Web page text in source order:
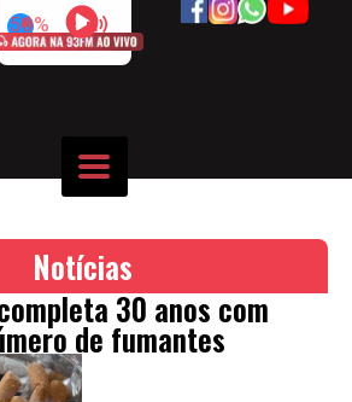
50%
Notícias
30 anos com
de fumantes